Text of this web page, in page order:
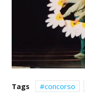
Tags concorso